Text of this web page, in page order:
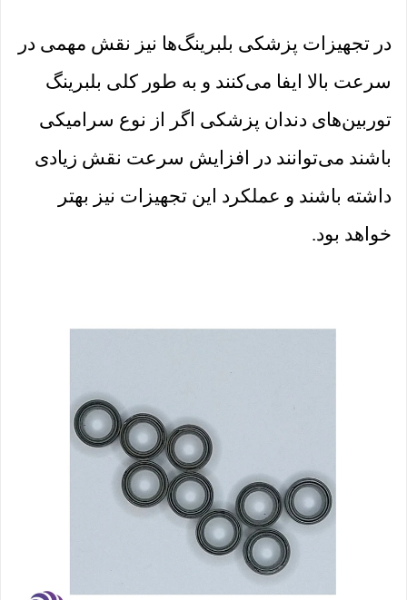
در تجهیزات پزشکی بلبرینگ‌ها نیز نقش مهمی در
سرعت بالا ایفا می‌کنند و به طور کلی بلبرینگ
توربین‌های دندان پزشکی اگر از نوع سرامیکی
باشند می‌توانند در افزایش سرعت نقش زیادی
داشته باشند و عملکرد این تجهیزات نیز بهتر
خواهد بود.